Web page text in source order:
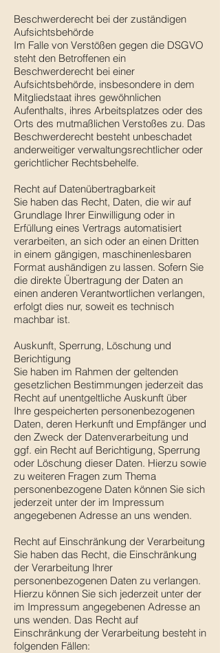
Beschwerderecht bei der zuständigen
Aufsichtsbehörde
Im Falle von Verstößen gegen die DSGVO
steht den Betroffenen ein
Beschwerderecht bei einer
Aufsichtsbehörde, insbesondere in dem
Mitgliedstaat ihres gewöhnlichen
Aufenthalts, ihres Arbeitsplatzes oder des
Orts des mutmaßlichen Verstoßes zu. Das
Beschwerderecht besteht unbeschadet
anderweitiger verwaltungsrechtlicher oder
gerichtlicher Rechtsbehelfe.
Recht auf Datenübertragbarkeit
Sie haben das Recht, Daten, die wir auf
Grundlage Ihrer Einwilligung oder in
Erfüllung eines Vertrags automatisiert
verarbeiten, an sich oder an einen Dritten
in einem gängigen, maschinenlesbaren
Format aushändigen zu lassen. Sofern Sie
die direkte Übertragung der Daten an
einen anderen Verantwortlichen verlangen,
erfolgt dies nur, soweit es technisch
machbar ist.
Auskunft, Sperrung, Löschung und
Berichtigung
Sie haben im Rahmen der geltenden
gesetzlichen Bestimmungen jederzeit das
Recht auf unentgeltliche Auskunft über
Ihre gespeicherten personenbezogenen
Daten, deren Herkunft und Empfänger und
den Zweck der Datenverarbeitung und
ggf. ein Recht auf Berichtigung, Sperrung
oder Löschung dieser Daten. Hierzu sowie
zu weiteren Fragen zum Thema
personenbezogene Daten können Sie sich
jederzeit unter der im Impressum
angegebenen Adresse an uns wenden.
Recht auf Einschränkung der Verarbeitung
Sie haben das Recht, die Einschränkung
der Verarbeitung Ihrer
personenbezogenen Daten zu verlangen.
Hierzu können Sie sich jederzeit unter der
im Impressum angegebenen Adresse an
uns wenden. Das Recht auf
Einschränkung der Verarbeitung besteht in
folgenden Fällen: